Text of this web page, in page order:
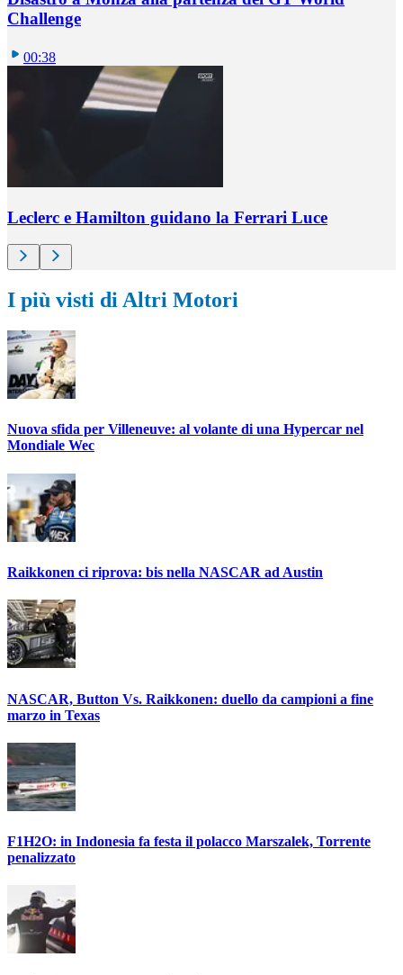
Challenge
00:38
Leclerc e Hamilton guidano la Ferrari Luce
I più visti di Altri Motori
Nuova sfida per Villeneuve: al volante di una Hypercar nel
Mondiale Wec
Raikkonen ci riprova: bis nella NASCAR ad Austin
NASCAR, Button Vs. Raikkonen: duello da campioni a fine
marzo in Texas
F1H2O: in Indonesia fa festa il polacco Marszalek, Torrente
penalizzato